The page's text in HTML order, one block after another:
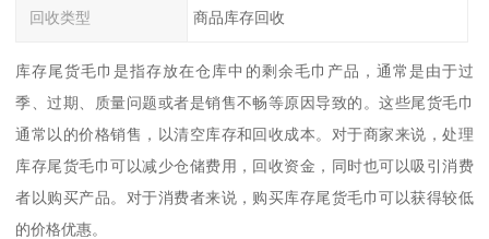
回收类型 商品库存回收
库存尾货毛巾是指存放在仓库中的剩余毛巾产品，通常是由于过
季、过期、质量问题或者是销售不畅等原因导致的。这些尾货毛巾
通常以的价格销售，以清空库存和回收成本。对于商家来说，处理
库存尾货毛巾可以减少仓储费用，回收资金，同时也可以吸引消费
者以购买产品。对于消费者来说，购买库存尾货毛巾可以获得较低
的价格优惠。